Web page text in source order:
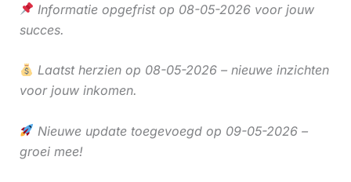
Informatie opgefrist op 08-05-2026 voor jouw
succes.
Laatst herzien op 08-05-2026 – nieuwe inzichten
voor jouw inkomen.
Nieuwe update toegevoegd op 09-05-2026 –
groei mee!